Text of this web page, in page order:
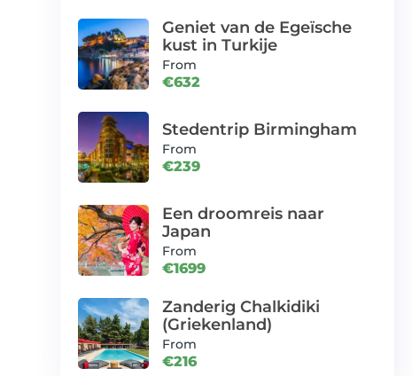
Geniet van de Egeïsche
kust in Turkije
From
€632
Stedentrip Birmingham
From
€239
Een droomreis naar
Japan
From
€1699
Zanderig Chalkidiki
(Griekenland)
From
€216